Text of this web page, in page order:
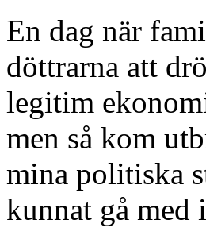
En dag när
döttrarna att
legitim
men så kom
mina politiska
kunnat gå med